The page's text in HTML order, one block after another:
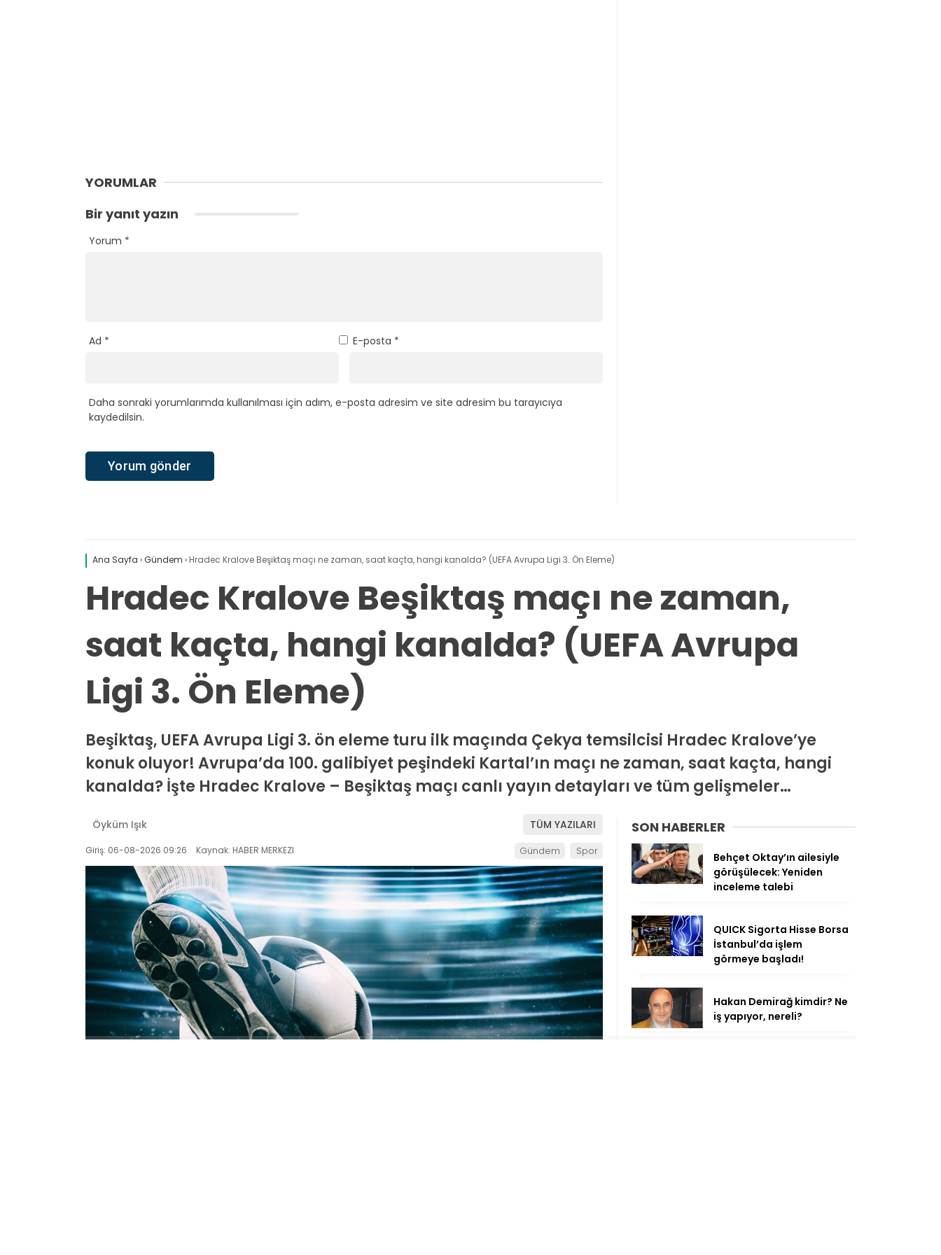
YORUMLAR
Bir yanıt yazın
Yorum *
Ad * E-posta *
Daha sonraki yorumlarımda kullanılması için adım, e-posta adresim ve site adresim bu tarayıcıya
kaydedilsin.
Ana Sayfa ›Gündem › Hradec Kralove Beşiktaş maçı ne zaman, saat kaçta, hangi kanalda? (UEFA Avrupa Ligi 3. Ön Eleme)
Hradec Kralove Beşiktaş maçı ne zaman,
saat kaçta, hangi kanalda? (UEFA Avrupa
Ligi 3. Ön Eleme)
Beşiktaş, UEFA Avrupa Ligi 3. ön eleme turu ilk maçında Çekya temsilcisi Hradec Kralove’ye
konuk oluyor! Avrupa’da 100. galibiyet peşindeki Kartal’ın maçı ne zaman, saat kaçta, hangi
kanalda? İşte Hradec Kralove – Beşiktaş maçı canlı yayın detayları ve tüm gelişmeler…
Öyküm Işık TÜM YAZILARI
Giriş: 06-08-2026 09:26 Kaynak: HABER MERKEZI Gündem Spor
SON HABERLER
Behçet Oktay’ın ailesiyle
görüşülecek: Yeniden
inceleme talebi
QUICK Sigorta Hisse Borsa
İstanbul’da işlem
görmeye başladı!
Hakan Demirağ kimdir? Ne
iş yapıyor, nereli?